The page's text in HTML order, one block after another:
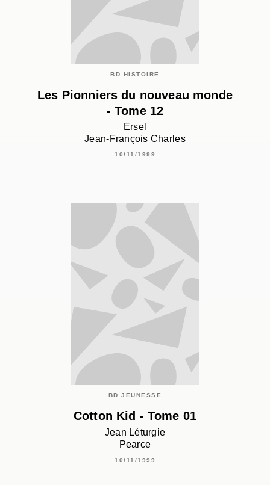
BD HISTOIRE
Les Pionniers du nouveau monde
- Tome 12
Ersel
Jean-François Charles
10/11/1999
BD JEUNESSE
Cotton Kid - Tome 01
Jean Léturgie
Pearce
10/11/1999